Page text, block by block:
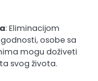
: Eliminacijom
osobe sa
mogu doživeti
svog života.